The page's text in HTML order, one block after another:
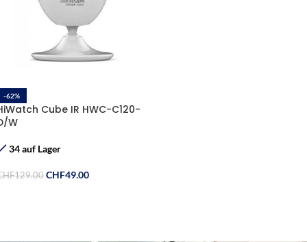
-62%
Cube IR HWC-C120-
W
34 auf Lager
129.00 CHF49.00